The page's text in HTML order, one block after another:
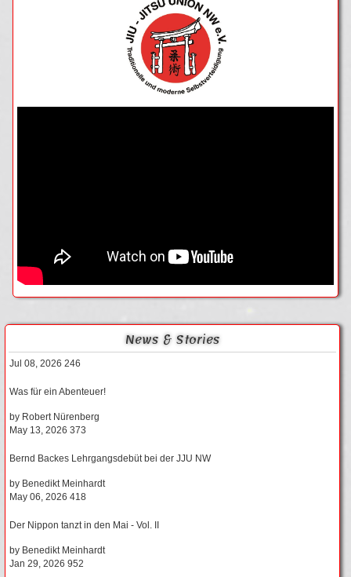
News & Stories
Jul 08, 2026 246
Was für ein Abenteuer!
by Robert Nürenberg
May 13, 2026 373
Bernd Backes Lehrgangsdebüt bei der JJU NW
by Benedikt Meinhardt
May 06, 2026 418
Der Nippon tanzt in den Mai - Vol. II
by Benedikt Meinhardt
Jan 29, 2026 952